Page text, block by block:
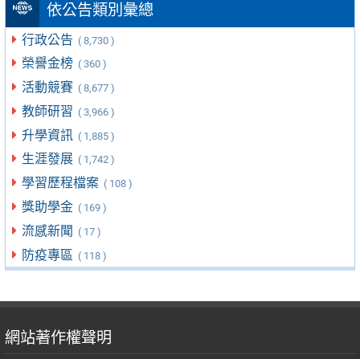
依公告類別彙總
行政公告 ( 8,730 )
榮譽金榜 ( 360 )
活動競賽 ( 8,677 )
教師研習 ( 3,966 )
升學資訊 ( 1,885 )
生涯發展 ( 1,742 )
學習歷程檔案 ( 108 )
獎助學金 ( 169 )
流感新聞 ( 17 )
防疫專區 ( 118 )
網站著作權聲明